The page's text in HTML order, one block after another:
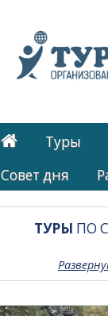
Туры
Cовет дня
ТУРЫ ПО